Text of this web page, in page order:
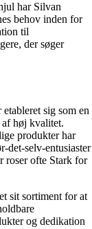
har Silvan
behov inden for
til
der søger
sig som en
høj kvalitet.
produkter har
det-selv-entusiaster
roser ofte Stark for
sit sortiment for at
og dedikation